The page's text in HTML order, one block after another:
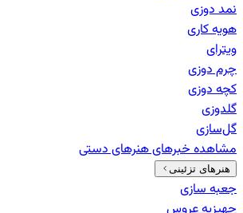
نمد دوزی
هویه کاری
ویترای
چرم دوزی
کچه دوزی
گلدوزی
گل‌سازی
مشاهده خبرهایهنرهای دستی
هنرهای تزئینی
جعبه سازی